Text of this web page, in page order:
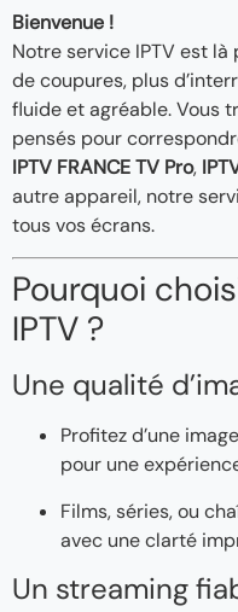
Bienvenue !
Notre service IPTV est
de coupures, plus
fluide et agréable. Vous
pensés pour
IPTV FRANCE TV Pro,
autre appareil, notre
tous vos écrans.
Pourquoi
IPTV ?
Une qualité
Profitez d’une
pour une
Films, séries, ou
avec une clarté
Un streaming